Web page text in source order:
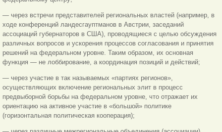
— через встречи представителей региональных властей (например, в
ходе конференций ландесгауптманов в Австрии, заседаний
ассоциаций губернаторов в США), проводящиеся с целью обсуждения
различных вопросов и ускорения процессов согласования и принятия
решений на федеральном уровне. Таким образом, их основная
функция — не лоббирование, а координация позиций и действий;
— через участие в так называемых «партиях регионов»,
осуществляющих включение региональных элит в процесс
предвыборной борьбы на федеральном уровне, что отражает их
ориентацию на активное участие в «большой» политике
(горизонтальная политическая кооперация);